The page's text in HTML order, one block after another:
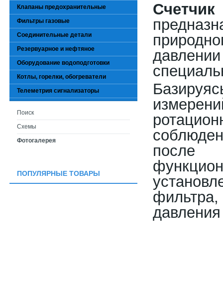
Счетчик
после
давления
Клапаны предохранительные
Фильтры газовые
Соединительные детали
Резервуарное и нефтяное
Оборудование водоподготовки
Котлы, горелки, обогреватели
Телеметрия сигнализаторы
Поиск
Схемы
Фотогалерея
ПОПУЛЯРНЫЕ ТОВАРЫ